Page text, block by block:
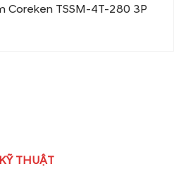
Coreken TSSM-4T-280 3P
THUẬT